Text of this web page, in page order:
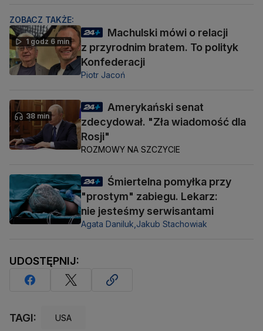
ZOBACZ TAKŻE:
1 godz 6 min
Machulski mówi o relacji
z przyrodnim bratem. To polityk
Konfederacji
Piotr Jacoń
38 min
Amerykański senat
zdecydował. "Zła wiadomość dla
Rosji"
ROZMOWY NA SZCZYCIE
Śmiertelna pomyłka przy
"prostym" zabiegu. Lekarz:
nie jesteśmy serwisantami
Agata Daniluk,Jakub Stachowiak
UDOSTĘPNIJ:
TAGI: USA